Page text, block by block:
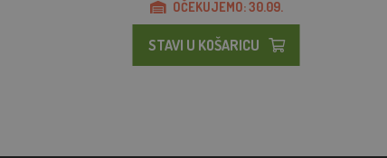
OČEKUJEMO: 30.09.
STAVI U KOŠARICU